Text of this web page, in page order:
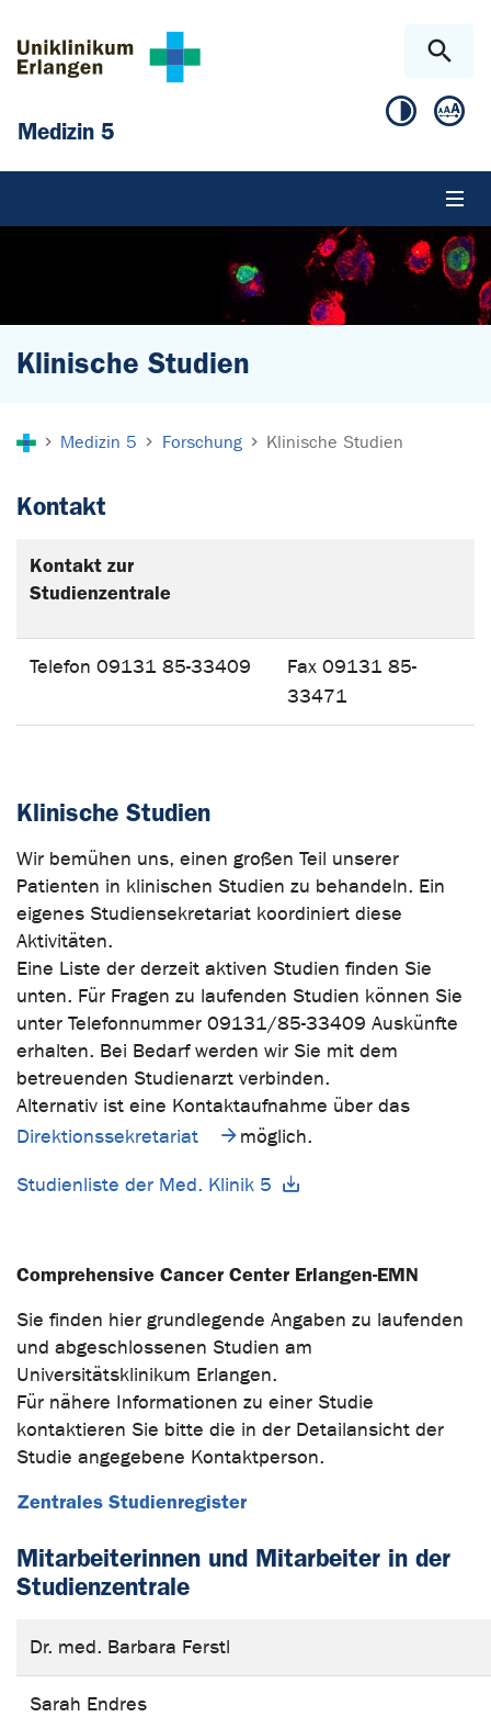
Medizin 5
Klinische Studien
Medizin 5 Forschung Klinische Studien
Kontakt
Kontakt zur
Studienzentrale
Telefon 09131 85-33409
Fax 09131 85-
33471
Klinische Studien
Wir bemühen uns, einen großen Teil unserer
Patienten in klinischen Studien zu behandeln. Ein
eigenes Studiensekretariat koordiniert diese
Aktivitäten.
Eine Liste der derzeit aktiven Studien finden Sie
unten. Für Fragen zu laufenden Studien können Sie
unter Telefonnummer 09131/85-33409 Auskünfte
erhalten. Bei Bedarf werden wir Sie mit dem
betreuenden Studienarzt verbinden.
Alternativ ist eine Kontaktaufnahme über das
Direktionssekretariat
möglich.
Studienliste der Med. Klinik 5
Comprehensive Cancer Center Erlangen-EMN
Sie finden hier grundlegende Angaben zu laufenden
und abgeschlossenen Studien am
Universitätsklinikum Erlangen.
Für nähere Informationen zu einer Studie
kontaktieren Sie bitte die in der Detailansicht der
Studie angegebene Kontaktperson.
Zentrales Studienregister
Mitarbeiterinnen und Mitarbeiter in der
Studienzentrale
Dr. med. Barbara Ferstl
Sarah Endres